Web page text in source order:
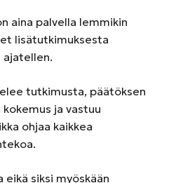
aina palvella lemmikin
lisätutkimuksesta
tutkimusta, päätöksen
ja vastuu
ohjaa kaikkea
eikä siksi myöskään